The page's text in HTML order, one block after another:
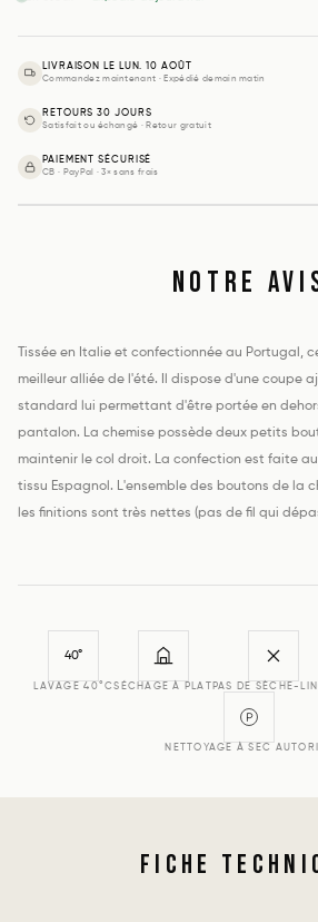
LIVRAISON LE LUN. 10 AOÛT
Commandez maintenant · Expédié demain matin
RETOURS 30 JOURS
Satisfait ou échangé · Retour gratuit
PAIEMENT SÉCURISÉ
CB · PayPal · 3× sans frais
NOTRE
Tissée en Italie et confectionnée au Portugal,
meilleur alliée de l'été. Il dispose d'une coupe
standard lui permettant d'être portée en
pantalon. La chemise possède deux petits
maintenir le col droit. La confection est faite
tissu Espagnol. L'ensemble des boutons de la
les finitions sont très nettes (pas de fil qui
40°
LAVAGE 40°CSÉCHAGE À PLAT PAS DE SÈCHE-
NETTOYAGE À SEC
FICHE